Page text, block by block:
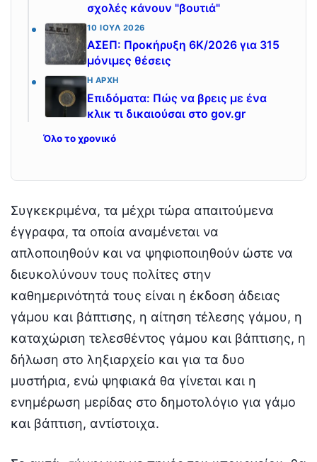
σχολές κάνουν "βουτιά"
10 ΙΟΎΛ 2026
ΑΣΕΠ: Προκήρυξη 6Κ/2026 για 315
μόνιμες θέσεις
Η ΑΡΧΉ
Επιδόματα: Πώς να βρεις με ένα
κλικ τι δικαιούσαι στο gov.gr
Όλο το χρονικό
Συγκεκριμένα, τα μέχρι τώρα απαιτούμενα
έγγραφα, τα οποία αναμένεται να
απλοποιηθούν και να ψηφιοποιηθούν ώστε να
διευκολύνουν τους πολίτες στην
καθημερινότητά τους είναι η έκδοση άδειας
γάμου και βάπτισης, η αίτηση τέλεσης γάμου, η
καταχώριση τελεσθέντος γάμου και βάπτισης, η
δήλωση στο ληξιαρχείο και για τα δυο
μυστήρια, ενώ ψηφιακά θα γίνεται και η
ενημέρωση μερίδας στο δημοτολόγιο για γάμο
και βάπτιση, αντίστοιχα.